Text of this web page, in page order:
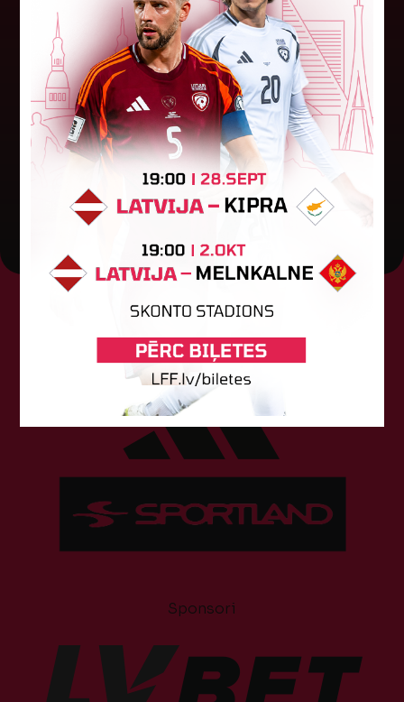
FK "Auda" pie eirokausu galda
turpina baudīt desertus
Otrdien Latvijas klubs FK "Auda" aizvadīja UEFA
Konferences līgas kvalifikācijas trešās kārtas
pirmo spēli, savu skatītāju priekšā "Skonto"
stadionā Rīgā ar 1:0 uzveica...
04. augusts 2026.
Tehniskais sponsors
Sponsori